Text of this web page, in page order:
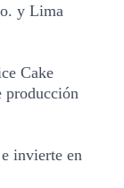
y Lima
Cake
producción
invierte en